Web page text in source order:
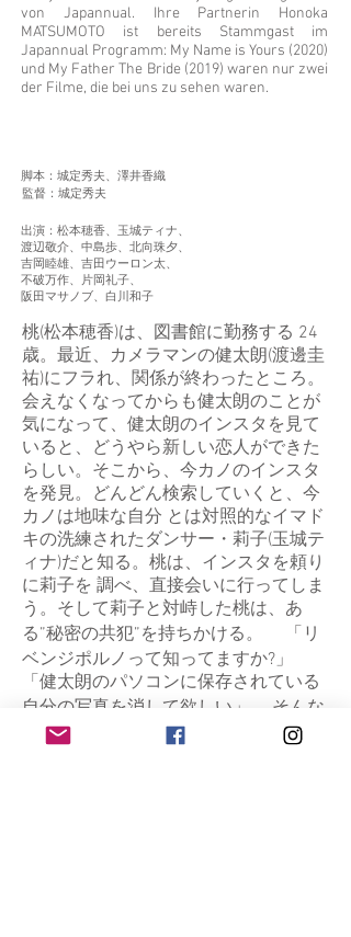
von Japannual. Ihre Partnerin Honoka
MATSUMOTO ist bereits Stammgast im
Japannual Programm: My Name is Yours (2020)
und My Father The Bride (2019) waren nur zwei
der Filme, die bei uns zu sehen waren.
脚本：城定秀夫、澤井香織
監督：城定秀夫
出演：松本穂香、玉城ティナ、
渡辺敬介、中島歩、北向珠夕、
吉岡睦雄、吉田ウーロン太、
不破万作、片岡礼子、
阪田マサノブ、白川和子
桃(松本穂香)は、図書館に勤務する 24
歳。最近、カメラマンの健太朗(渡邊圭
祐)にフラれ、関係が終わったところ。
会えなくなってからも健太朗のことが
気になって、健太朗のインスタを見て
いると、どうやら新しい恋人ができた
らしい。そこから、今カノのインスタ
を発見。どんどん検索していくと、今
カノは地味な自分 とは対照的なイマド
キの洗練されたダンサー・莉子(玉城テ
ィナ)だと知る。桃は、インスタを頼り
に莉子を 調べ、直接会いに行ってしま
う。そして莉子と対峙した桃は、あ
る”秘密の共犯”を持ちかける。 「リ
ベンジポルノって知ってますか?」
「健太朗のパソコンに保存されている
自分の写真を消して欲しい」 そんな
桃を最初は相手にせず、クールな態度